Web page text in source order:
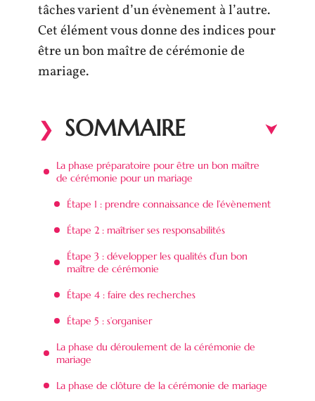
tâches varient d’un évènement à l’autre.
Cet élément vous donne des indices pour
être un bon maître de cérémonie de
mariage.
SOMMAIRE
La phase préparatoire pour être un bon maître
de cérémonie pour un mariage
Étape 1 : prendre connaissance de l’évènement
Étape 2 : maîtriser ses responsabilités
Étape 3 : développer les qualités d’un bon
maître de cérémonie
Étape 4 : faire des recherches
Étape 5 : s’organiser
La phase du déroulement de la cérémonie de
mariage
La phase de clôture de la cérémonie de mariage